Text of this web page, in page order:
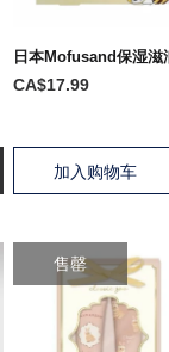
日本Mofusand保湿滋
CA$17.99
加入购物车
售罄